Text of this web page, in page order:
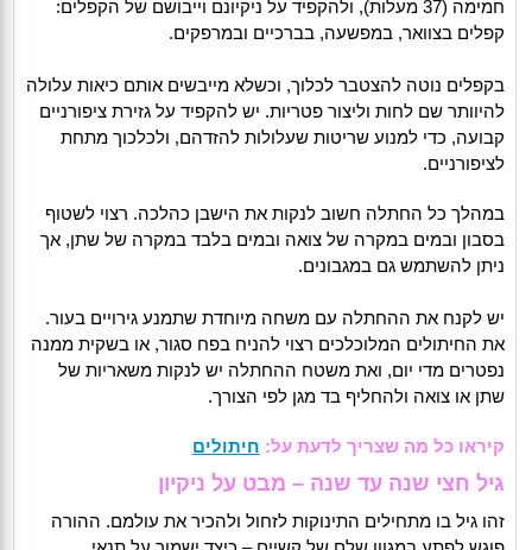
חמימה (37 מעלות), ולהקפיד על ניקיונם וייבושם של הקפלים:
קפלים בצוואר, במפשעה, בברכיים ובמרפקים.
בקפלים נוטה להצטבר לכלוך, וכשלא מייבשים אותם כיאות עלולה
להיוותר שם לחות וליצור פטריות. יש להקפיד על גזירת ציפורניים
קבועה, כדי למנוע שריטות שעלולות להזדהם, ולכלכוך מתחת
לציפורניים.
במהלך כל החתלה חשוב לנקות את הישבן כהלכה. רצוי לשטוף
בסבון ובמים במקרה של צואה ובמים בלבד במקרה של שתן, אך
ניתן להשתמש גם במגבונים.
יש לקנח את ההחתלה עם משחה מיוחדת שתמנע גירויים בעור.
את החיתולים המלוכלכים רצוי להניח בפח סגור, או בשקית ממנה
נפטרים מדי יום, ואת משטח ההחתלה יש לנקות משאריות של
שתן או צואה ולהחליף בד מגן לפי הצורך.
קיראו כל מה שצריך לדעת על: חיתולים
גיל חצי שנה עד שנה – מבט על ניקיון
זהו גיל בו מתחילים התינוקות לזחול ולהכיר את עולמם. ההורה